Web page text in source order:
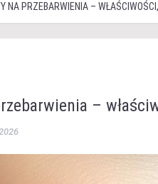
NA PRZEBARWIENIA –
–